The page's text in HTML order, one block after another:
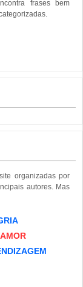
frases bem
organizadas por
autores. Mas
AMOR